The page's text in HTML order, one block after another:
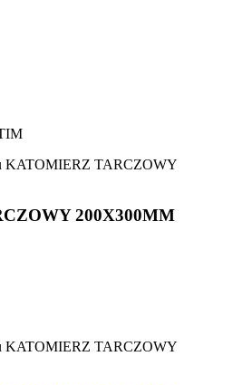
200X300MM